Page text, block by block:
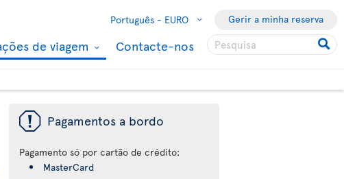
Português - EURO Gerir a minha reserva
de viagem Contacte-nos
ü Pagamentos a bordo
Pagamento só por cartão de crédito:
MasterCard